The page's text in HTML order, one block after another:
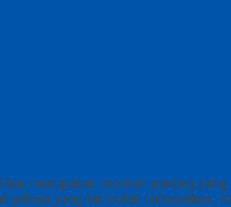
merupakan momen penting
yang tak boleh terlewatkan.